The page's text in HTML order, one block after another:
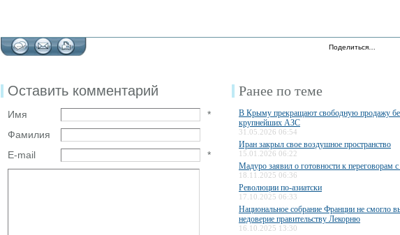
Поделиться…
Оставить комментарий
Имя
*
Фамилия
E-mail
*
Ранее по теме
В Крыму прекращают свободную продажу
крупнейших АЗС
31.05.2026 06:54
Иран закрыл свое воздушное пространство
15.01.2026 06:22
Мадуро заявил о готовности к переговорам
18.11.2025 06:36
Революции по-азиатски
17.10.2025 06:33
Национальное собрание Франции не смогло
недоверие правительству Лекорню
16.10.2025 13:30